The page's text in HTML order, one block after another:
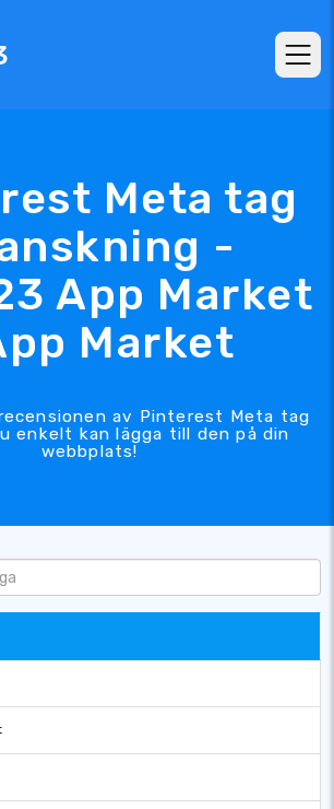
Meta tag
-
App Market
Market
av Pinterest Meta tag
enkelt kan lägga till den på din
webbplats!